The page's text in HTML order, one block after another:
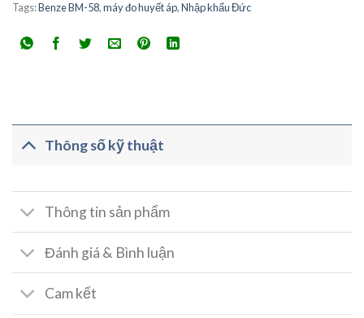
Tags:Benze BM-58,máy đo huyết áp,Nhập khẩu Đức
Thông số kỹ thuật
Thông tin sản phẩm
Đánh giá & Bình luận
Cam kết